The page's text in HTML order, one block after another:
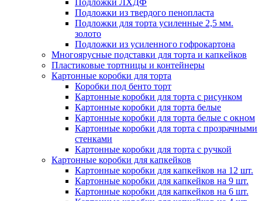
Подложки ЛХДФ
Подложки из твердого пенопласта
Подложки для торта усиленные 2,5 мм.
золото
Подложки из усиленного гофрокартона
Многоярусные подставки для торта и капкейков
Пластиковые тортницы и контейнеры
Картонные коробки для торта
Коробки под бенто торт
Картонные коробки для торта с рисунком
Картонные коробки для торта белые
Картонные коробки для торта белые с окном
Картонные коробки для торта с прозрачными
стенками
Картонные коробки для торта с ручкой
Картонные коробки для капкейков
Картонные коробки для капкейков на 12 шт.
Картонные коробки для капкейков на 9 шт.
Картонные коробки для капкейков на 6 шт.